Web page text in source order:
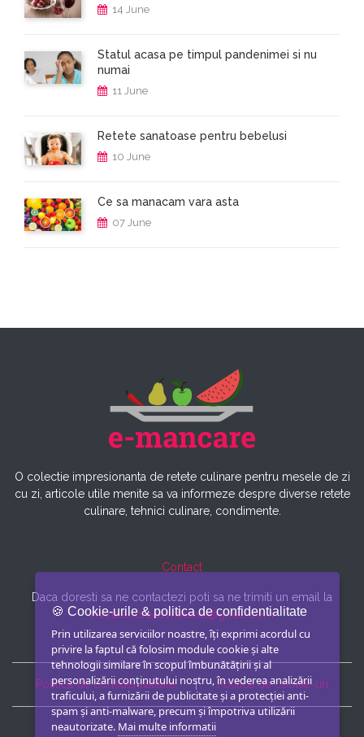
14 June
Statul acasa pe timpul pandenimei si nu
numai
11 June
Retete sanatoase pentru bebelusi
10 June
Ce sa manacam vara asta
07 June
O colectie impresionanta de retete culinare pentru mesele de zi
cu zi, articole utile menite sa va informeze despre diverse retete
culinare, tehnici culinare, condimente.
Contact
Daca doresti sa ne contactezi poti sa ne trimiti un email la
maria.andreea.mihaela@gmail.com
Politica de confidentialitate | Politica de cookie-uri
🍪 Cookie-urile & politica de confidentialitate
Prin utilizarea serviciilor noastre, îți exprimi acordul cu
privire la faptul că folosim module cookie și alte
tehnologii similare în scopul îmbunătățirii și al
personalizării conținutului nostru, în vederea analizării
traficului, a furnizării de publicitate și a protecției anti-
spam și anti-malware, precum și împotriva utilizării
neautorizate. Mai multe informatii